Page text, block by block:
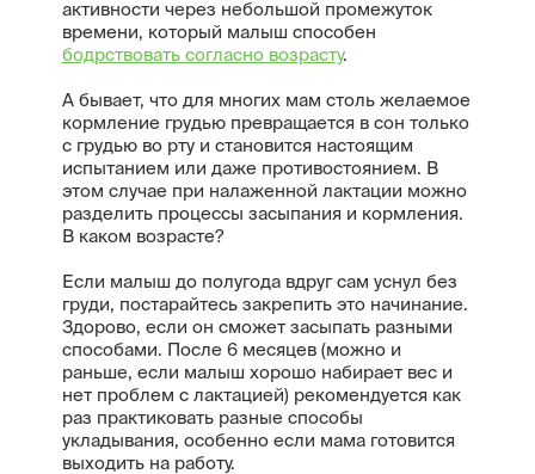
активности через небольшой промежуток
времени, который малыш способен
бодрствовать согласно возрасту.
А бывает, что для многих мам столь желаемое
кормление грудью превращается в сон только
с грудью во рту и становится настоящим
испытанием или даже противостоянием. В
этом случае при налаженной лактации можно
разделить процессы засыпания и кормления.
В каком возрасте?
Если малыш до полугода вдруг сам уснул без
груди, постарайтесь закрепить это начинание.
Здорово, если он сможет засыпать разными
способами. После 6 месяцев (можно и
раньше, если малыш хорошо набирает вес и
нет проблем с лактацией) рекомендуется как
раз практиковать разные способы
укладывания, особенно если мама готовится
выходить на работу.